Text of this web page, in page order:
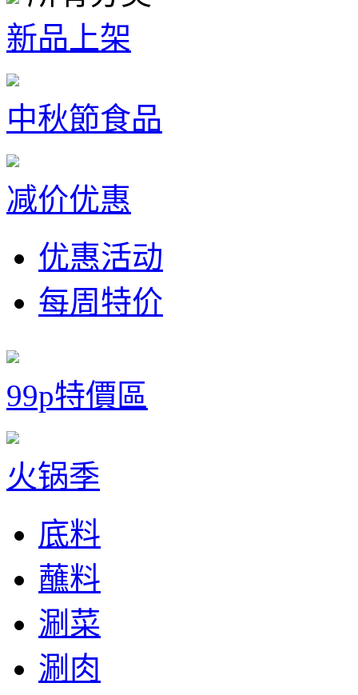
新品上架
中秋節食品
减价优惠
优惠活动
每周特价
99p特價區
火锅季
底料
蘸料
涮菜
涮肉